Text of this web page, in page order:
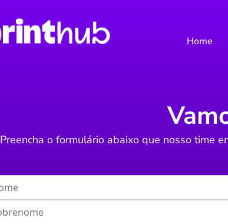
Home
Preencha o formulário abaixo que nosso time